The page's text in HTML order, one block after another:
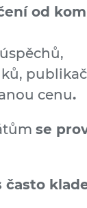
od
cenu.
se